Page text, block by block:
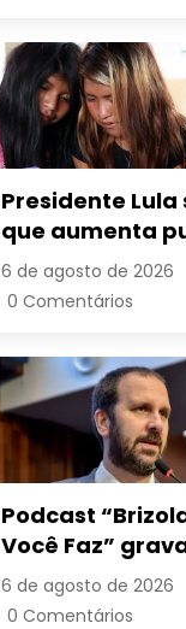
Presidente
que aumenta
crimes digitais
crianças é
6 de agosto de 2026
0 Comentários
Podcast
Você Faz”
sexta-feira (7)
com o
6 de agosto de 2026
0 Comentários